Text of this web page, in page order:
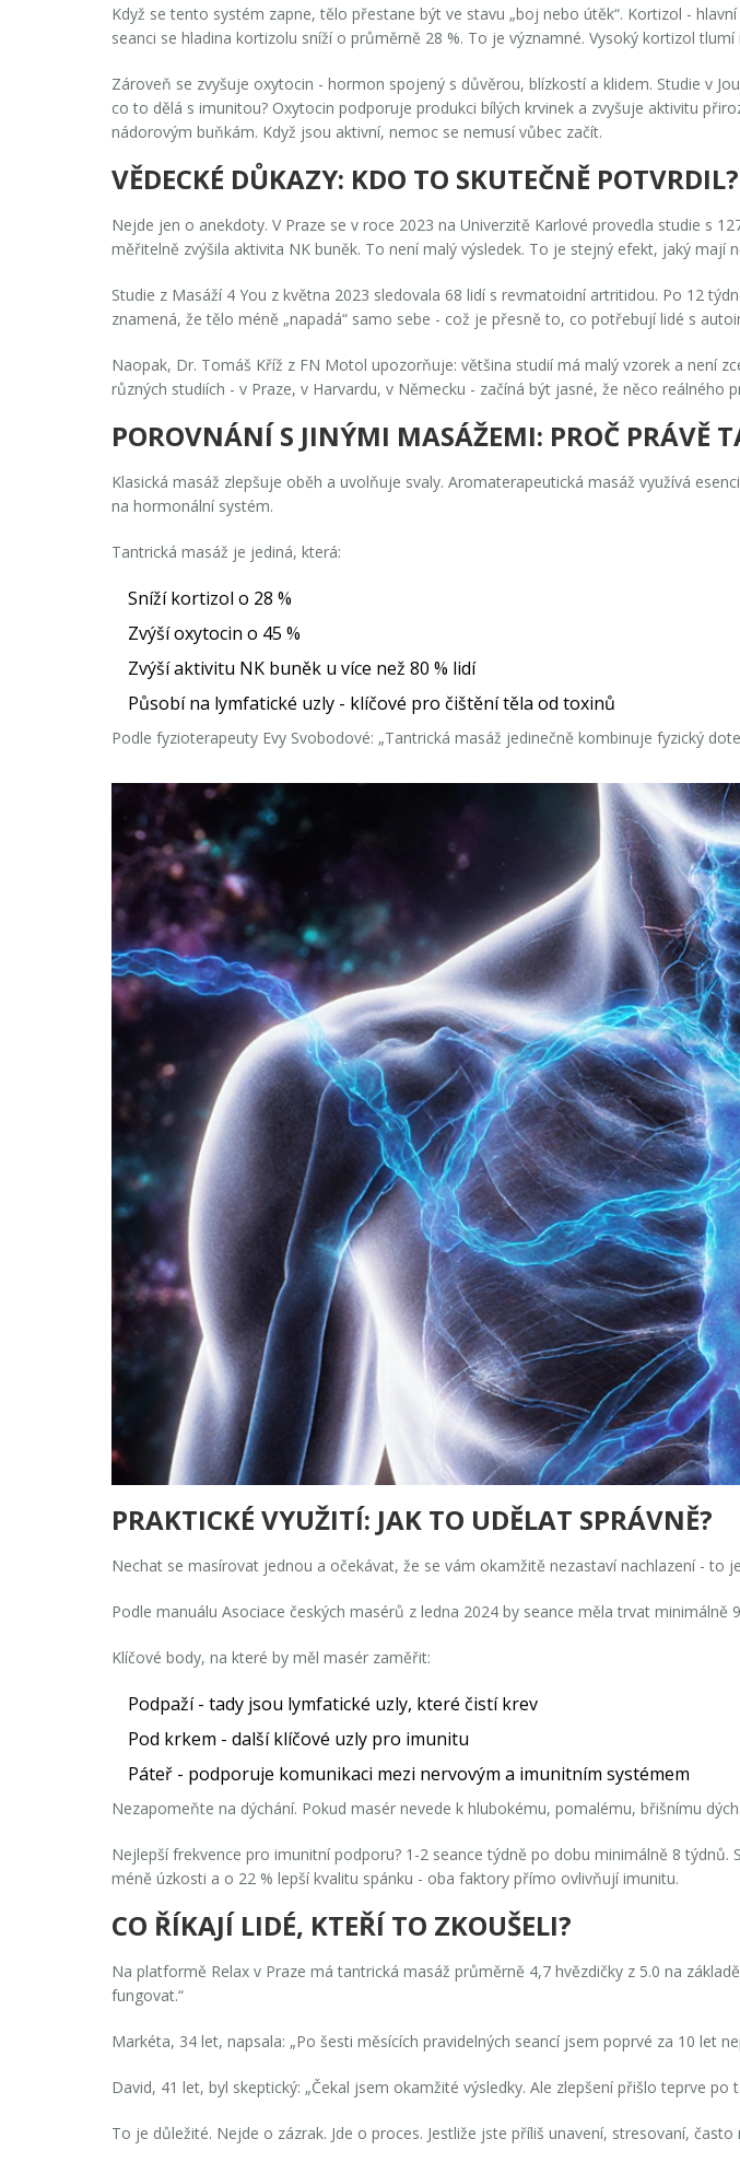
Když se tento systém zapne, tělo přestane být ve stavu „boj nebo útěk“. Kortizol -
seanci se hladina kortizolu sníží o průměrně 28 %. To je významné. Vysoký kortizol
Zároveň se zvyšuje oxytocin - hormon spojený s důvěrou, blízkostí a klidem. Studie v
co to dělá s imunitou? Oxytocin podporuje produkci bílých krvinek a zvyšuje aktivitu
nádorovým buňkám. Když jsou aktivní, nemoc se nemusí vůbec začít.
VĚDECKÉ DŮKAZY: KDO TO SKUTEČNĚ POTVRDIL?
Nejde jen o anekdoty. V Praze se v roce 2023 na Univerzitě Karlové provedla studie s
měřitelně zvýšila aktivita NK buněk. To není malý výsledek. To je stejný efekt, jaký mají
Studie z Masáží 4 You z května 2023 sledovala 68 lidí s revmatoidní artritidou. Po 12
znamená, že tělo méně „napadá“ samo sebe - což je přesně to, co potřebují lidé s
Naopak, Dr. Tomáš Kříž z FN Motol upozorňuje: většina studií má malý vzorek a není
různých studiích - v Praze, v Harvardu, v Německu - začíná být jasné, že něco reálného
POROVNÁNÍ S JINÝMI MASÁŽEMI: PROČ PRÁVĚ
Klasická masáž zlepšuje oběh a uvolňuje svaly. Aromaterapeutická masáž využívá
na hormonální systém.
Tantrická masáž je jediná, která:
Sníží kortizol o 28 %
Zvýší oxytocin o 45 %
Zvýší aktivitu NK buněk u více než 80 % lidí
Působí na lymfatické uzly - klíčové pro čištění těla od toxinů
Podle fyzioterapeuty Evy Svobodové: „Tantrická masáž jedinečně kombinuje fyzický
PRAKTICKÉ VYUŽITÍ: JAK TO UDĚLAT SPRÁVNĚ?
Nechat se masírovat jednou a očekávat, že se vám okamžitě nezastaví nachlazení -
Podle manuálu Asociace českých masérů z ledna 2024 by seance měla trvat
Klíčové body, na které by měl masér zaměřit:
Podpaží - tady jsou lymfatické uzly, které čistí krev
Pod krkem - další klíčové uzly pro imunitu
Páteř - podporuje komunikaci mezi nervovým a imunitním systémem
Nezapomeňte na dýchání. Pokud masér nevede k hlubokému, pomalému, břišnímu
Nejlepší frekvence pro imunitní podporu? 1-2 seance týdně po dobu minimálně 8 týdnů.
méně úzkosti a o 22 % lepší kvalitu spánku - oba faktory přímo ovlivňují imunitu.
CO ŘÍKAJÍ LIDÉ, KTEŘÍ TO ZKOUŠELI?
Na platformě Relax v Praze má tantrická masáž průměrně 4,7 hvězdičky z 5.0 na
fungovat.“
Markéta, 34 let, napsala: „Po šesti měsících pravidelných seancí jsem poprvé za 10 let
David, 41 let, byl skeptický: „Čekal jsem okamžité výsledky. Ale zlepšení přišlo teprve po
To je důležité. Nejde o zázrak. Jde o proces. Jestliže jste příliš unavení, stresovaní,